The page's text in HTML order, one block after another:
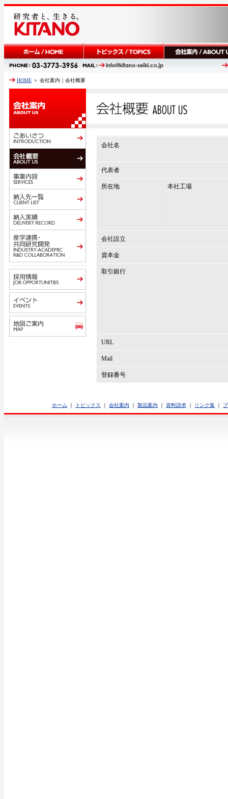
HOME ＞ 会社案内｜会社概要
会社名
代表者
所在地 本社工場
会社設立
資本金
取引銀行
URL
Mail
登録番号
ホーム ｜ トピックス ｜ 会社案内 ｜ 製品案内 ｜ 資料請求 ｜ リンク集 ｜